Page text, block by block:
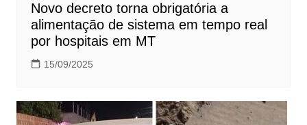
Novo decreto torna obrigatória a
alimentação de sistema em tempo real
por hospitais em MT
15/09/2025